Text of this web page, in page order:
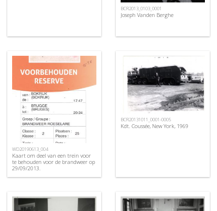
BCR2013_0103_0001
Joseph Vanden Berghe
WD20190613_004
Kaart om deel van een trein voor
te behouden voor de brandweer op
29/09/2013.
BCR20131011_0001-0005
Kdt. Coussée, New York, 1969